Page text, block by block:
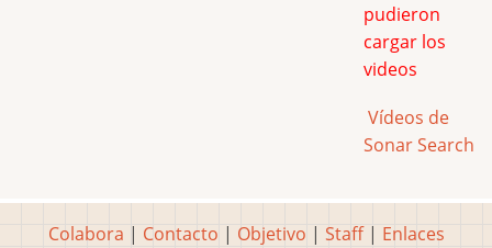
pudieron
cargar los
videos
Vídeos de
Sonar Search
Colabora | Contacto | Objetivo | Staff| Enlaces